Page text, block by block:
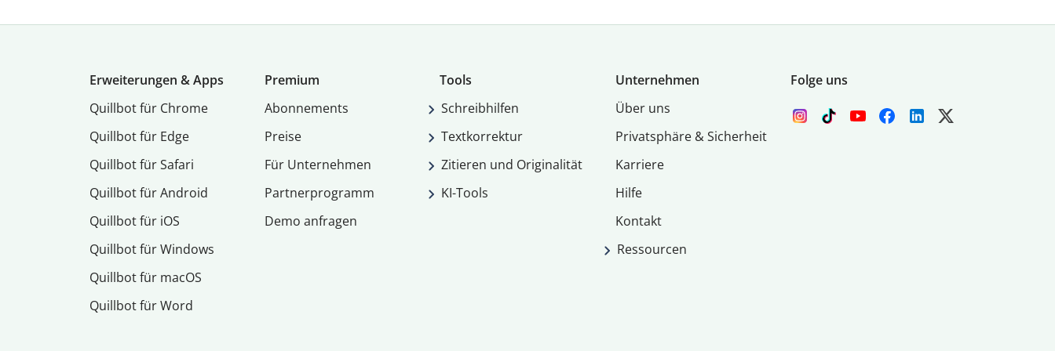
Erweiterungen & Apps
Quillbot für Chrome
Quillbot für Edge
Quillbot für Safari
Quillbot für Android
Quillbot für iOS
Quillbot für Windows
Quillbot für macOS
Quillbot für Word
Premium
Abon­ne­ments
Preise
Für Unternehmen
Partnerprogramm
Demo anfragen
Tools
Schreibhilfen
Textkorrektur
Zitieren und Originalität
KI-Tools
Unternehmen
Über uns
Privatsphäre & Sicherheit
Karriere
Hilfe
Kontakt
Ressourcen
Folge uns